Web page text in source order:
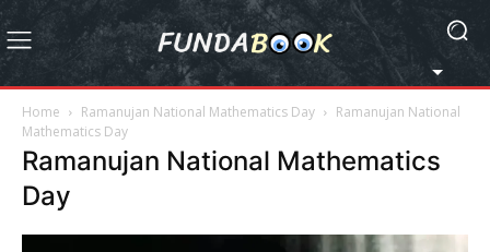
Home Ramanujan National Mathematics Day
Ramanujan National
Mathematics Day
Ramanujan National Mathematics
Day